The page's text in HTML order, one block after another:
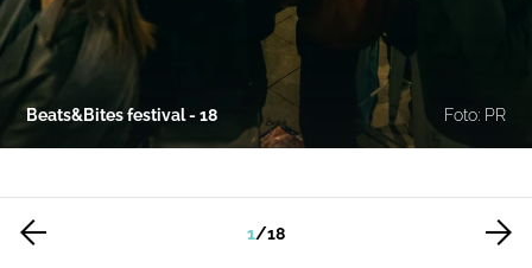
Beats&Bites festival - 18 Foto: PR
1/18